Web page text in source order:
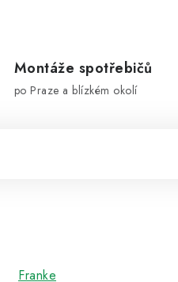
Montáže spotřebičů
po Praze a blízkém okolí
Franke